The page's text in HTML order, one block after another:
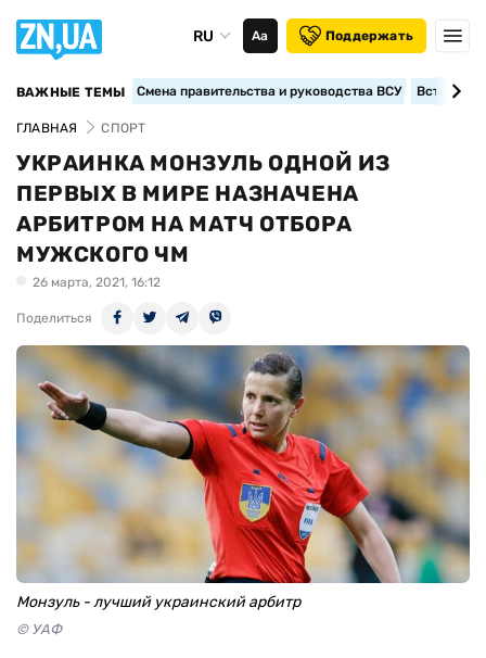
RU Аа Поддержать
ВАЖНЫЕ ТЕМЫ Смена правительства и руководства ВСУ
ГЛАВНАЯ СПОРТ
УКРАИНКА МОНЗУЛЬ ОДНОЙ ИЗ
ПЕРВЫХ В МИРЕ НАЗНАЧЕНА
АРБИТРОМ НА МАТЧ ОТБОРА
МУЖСКОГО ЧМ
26 марта, 2021, 16:12
Поделиться
Монзуль - лучший украинский арбитр
© УАФ